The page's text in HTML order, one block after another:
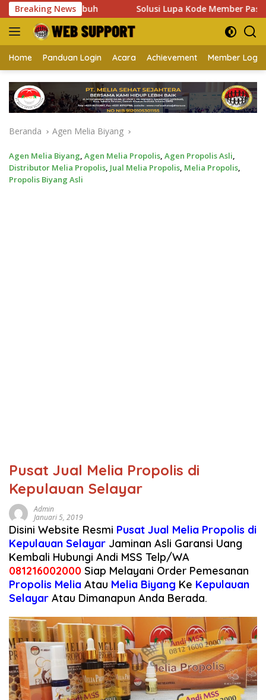
Langsung
ke
konten
Breaking News
Tubuh Solusi Lupa Kode Member Password Melia
Home Panduan Login Acara Achievement Member Login
Beranda Agen Melia Biyang
Agen Melia Biyang, Agen Melia Propolis, Agen Propolis Asli,
Distributor Melia Propolis, Jual Melia Propolis, Melia Propolis,
Propolis Biyang Asli
Pusat Jual Melia Propolis di
Kepulauan Selayar
Admin
Januari 5, 2019
Disini Website Resmi Pusat Jual Melia Propolis di
Kepulauan Selayar Jaminan Asli Garansi Uang
Kembali Hubungi Andi MSS Telp/WA
081216002000 Siap Melayani Order Pemesanan
Propolis Melia Atau Melia Biyang Ke Kepulauan
Selayar Atau Dimanapun Anda Berada.